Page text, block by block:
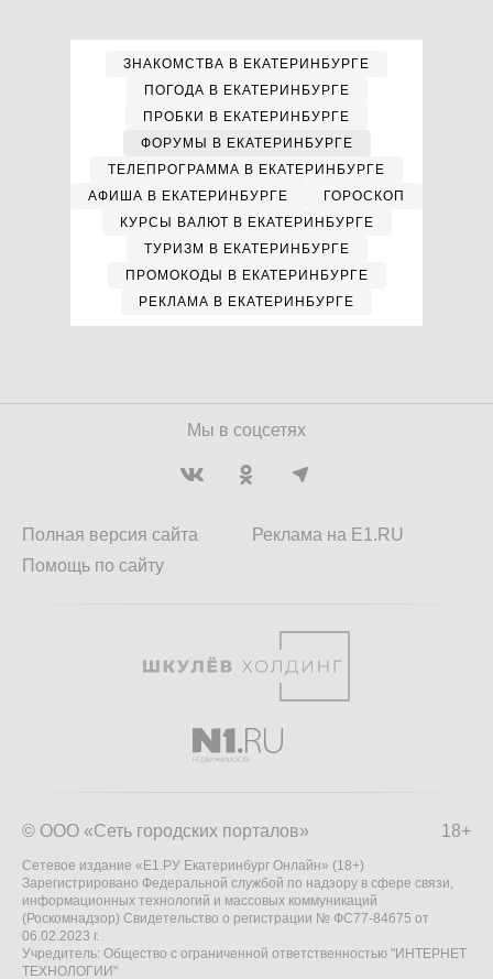
ЗНАКОМСТВА В ЕКАТЕРИНБУРГЕ
ПОГОДА В ЕКАТЕРИНБУРГЕ
ПРОБКИ В ЕКАТЕРИНБУРГЕ
ФОРУМЫ В ЕКАТЕРИНБУРГЕ
ТЕЛЕПРОГРАММА В ЕКАТЕРИНБУРГЕ
АФИША В ЕКАТЕРИНБУРГЕ
ГОРОСКОП
КУРСЫ ВАЛЮТ В ЕКАТЕРИНБУРГЕ
ТУРИЗМ В ЕКАТЕРИНБУРГЕ
ПРОМОКОДЫ В ЕКАТЕРИНБУРГЕ
РЕКЛАМА В ЕКАТЕРИНБУРГЕ
Мы в соцсетях
Полная версия сайта
Помощь по сайту
Реклама на E1.RU
18+
© ООО «Сеть городских порталов»
Сетевое издание «Е1.РУ Екатеринбург Онлайн» (18+)
Зарегистрировано Федеральной службой по надзору в сфере связи,
информационных технологий и массовых коммуникаций
(Роскомнадзор) Свидетельство о регистрации № ФС77-84675 от
06.02.2023 г.
Учредитель: Общество с ограниченной ответственностью "ИНТЕРНЕТ
ТЕХНОЛОГИИ"